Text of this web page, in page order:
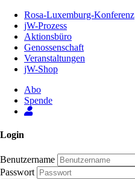
Inhalt
Seite
Rosa-Luxemburg-Konferenz
jW-Prozess
Aktionsbüro
Genossenschaft
Veranstaltungen
jW-Shop
Abo
Spende
Login
Benutzername
Passwort